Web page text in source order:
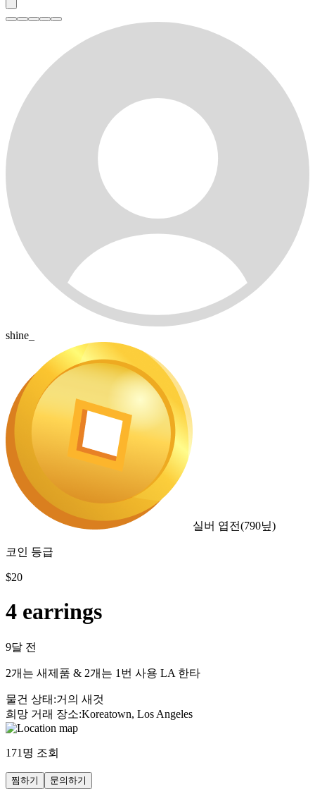
shine_
실버 엽전(790닢)
코인 등급
$20
4 earrings
9달 전
2개는 새제품 & 2개는 1번 사용 LA 한타
물건 상태 :거의 새것
희망 거래 장소:Koreatown, Los Angeles
171 명 조회
찜하기 문의하기